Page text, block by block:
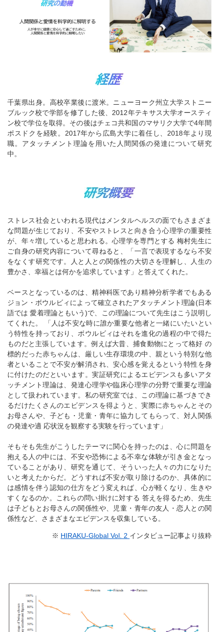
千葉県出身。高校卒業後に渡米。ニューヨーク州立大学ストニー
ブルック校で学部を修了した後、2012年テキサス大学オースティ
ン校で学位を取得。その後はチェコ共和国のマサリク大学で4年間
ポスドクを経験。2017年から広島大学に着任し、2018年より現
職。アタッチメント理論を用いた人間関係の発達について研究
中。
ストレス社会といわれる現代はメンタルヘルスの面でもさまざま
な問題が生じており、不安やストレスと向き合う心理学の重要性
が、年々増していると思われる。心理学を専門とする 梅村先生に
ご自身の研究内容について尋ねると、「一言で表現するなら不安
をなくす研究です。人と人との関係性の大切さを理解し、人生の
豊かさ、幸福とは何かを追求しています」と答えてくれた。
ベースとなっているのは、精神科医であり精神分析学者でもある
ジョン・ボウルビィによって確立されたアタッチメント理論(日本
語では 愛着理論ともいう)で、この理論について先生はこう説明し
てくれた。 「人は不安な時に誰か重要な他者と一緒にいたいとい
う特性を持っており、ボウルビィはそれを進化の過程の中で得た
ものだと主張しています。例えば大昔、捕食動物にとって格好 の
標的だった赤ちゃんは、厳しい生存環境の中、親という特別な他
者といることで不安が解消され、安心感を覚えるという特性を身
に付けたのだといいます。実証研究によるエビデンスも多いアタ
ッチメント理論は、発達心理学や臨床心理学の分野で重要な理論
として扱われています。私の研究室では、この理論に基づきでき
るだけたくさんのエビデンスを得ようと、実際に赤ちゃんとその
お母さんや、子ども・児童・青年に協力してもらって、対人関係
の発達や適 応状況を観察する実験を行っています」
そもそも先生がこうしたテーマに関心を持ったのは、心に問題を
抱える人の中には、不安や恐怖による不幸な体験が引き金となっ
ていることがあり、研究を通じて、そういった人々の力になりた
いと考えたからだ。どうすれば不安が取り除けるのか、具体的に
は感情を伴う認知の仕方をどう変えれば、心が軽くなり、生きや
すくなるのか。これらの問い掛けに対する 答えを得るため、先生
は子どもとお母さんの関係性や、児童・青年の友人・恋人との関
係性など、さまざまなエビデンスを収集している。
※ HIRAKU-Global Vol. 2 インタビュー記事より抜粋